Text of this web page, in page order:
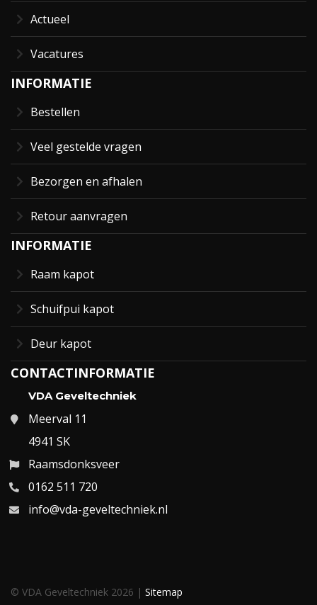
Actueel
Vacatures
INFORMATIE
Bestellen
Veel gestelde vragen
Bezorgen en afhalen
Retour aanvragen
INFORMATIE
Raam kapot
Schuifpui kapot
Deur kapot
CONTACTINFORMATIE
VDA Geveltechniek
Meerval 11
4941 SK
Raamsdonksveer
0162 511 720
info@vda-geveltechniek.nl
© VDA Geveltechniek 2026 | Sitemap